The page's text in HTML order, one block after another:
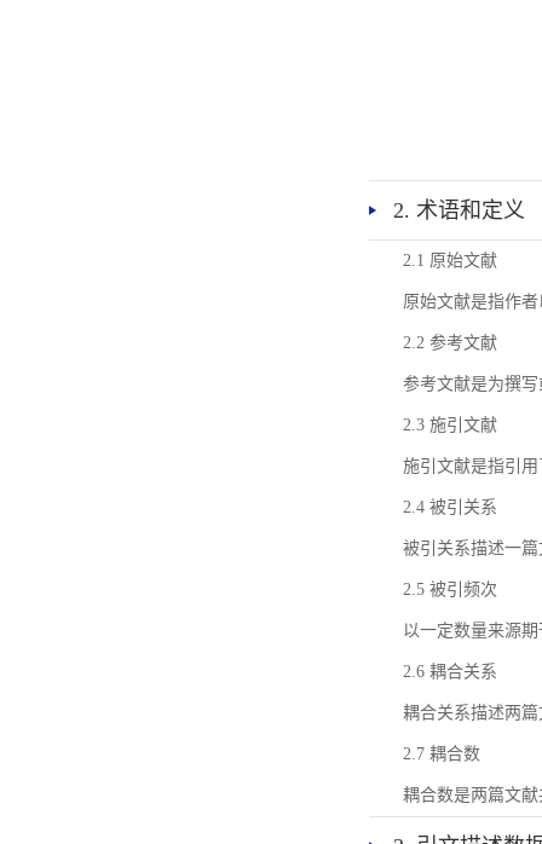
2. 术语和定义
2.1 原始文献
原始文献是指作
2.2 参考文献
参考文献是为撰
2.3 施引文献
施引文献是指引
2.4 被引关系
被引关系描述一
2.5 被引频次
以一定数量来源
2.6 耦合关系
耦合关系描述两
2.7 耦合数
耦合数是两篇文